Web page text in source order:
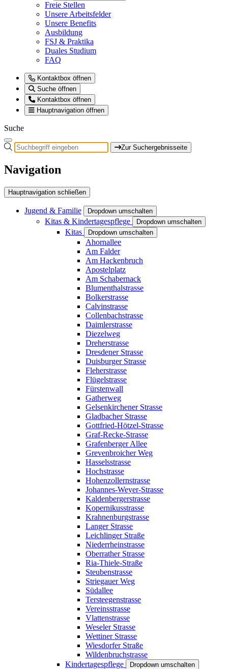
Freie Stellen
Unsere Arbeitsfelder
Unsere Benefits
Ausbildung
FSJ & Praktika
Duales Studium
FAQ
Kontaktbox öffnen
Suche öffnen
Kontaktbox öffnen
Hauptnavigation öffnen
Suche
Zur Suchergebnisseite
Navigation
Hauptnavigation schließen
Jugend & Familie Dropdown umschalten
Kitas & Kindertagespflege Dropdown umschalten
Kitas Dropdown umschalten
Ahornallee
Am Falder
Am Hackenbruch
Apostelplatz
Am Schabernack
Blumenthalstrasse
Bolkerstrasse
Calvinstrasse
Collenbachstrasse
Daimlerstrasse
Diezelweg
Dreherstrasse
Dresdener Strasse
Duisburger Strasse
Fleherstrasse
Flügelstrasse
Fürstenwall
Gatherweg
Gelsenkirchener Strasse
Gladbacher Strasse
Gottfried-Hötzel-Strasse
Graf-Recke-Strasse
Grafenberger Allee
Grevenbroicher Weg
Hasselsstrasse
Hochstrasse
Hohenzollernstrasse
Johannes-Weyer-Strasse
Kaldenbergerstrasse
Kopernikusstrasse
Krahnenburgstrasse
Langer Strasse
Leichlinger Straße
Niederrheinstrasse
Oberrather Strasse
Ria-Thiele-Straße
Steubenstrasse
Striegauer Weg
Südallee
Tersteegenstrasse
Vereinsstrasse
Vlattenstrasse
Weseler Strasse
Wettiner Strasse
Wiesdorfer Straße
Wildenbruchstrasse
Kindertagespflege
Dropdown umschalten